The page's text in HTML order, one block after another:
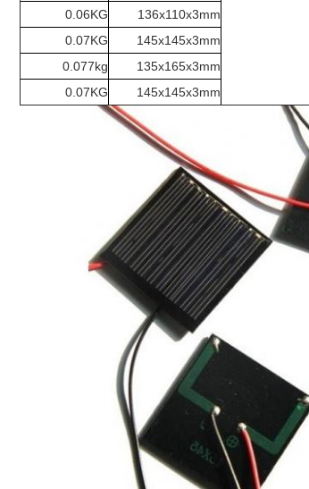
136x110x3mm
0.06KG
145x145x3mm
0.07KG
135x165x3mm
0.077kg
145x145x3mm
0.07KG